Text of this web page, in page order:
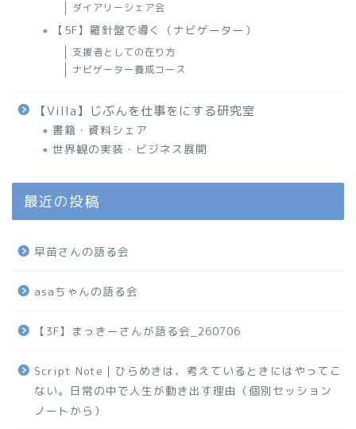
ダイアリーシェア会
【5F】羅針盤で導く（ナビゲーター）
支援者としての在り方
ナビゲーター養成コース
【Villa】じぶんを仕事をにする研究室
書籍・資料シェア
世界観の実装・ビジネス展開
最近の投稿
早苗さんの語る会
asaちゃんの語る会
【3F】まっきーさんが語る会_260706
Script Note｜ひらめきは、考えているときにはやってこ
ない。日常の中で人生が動き出す理由（個別セッション
ノートから）